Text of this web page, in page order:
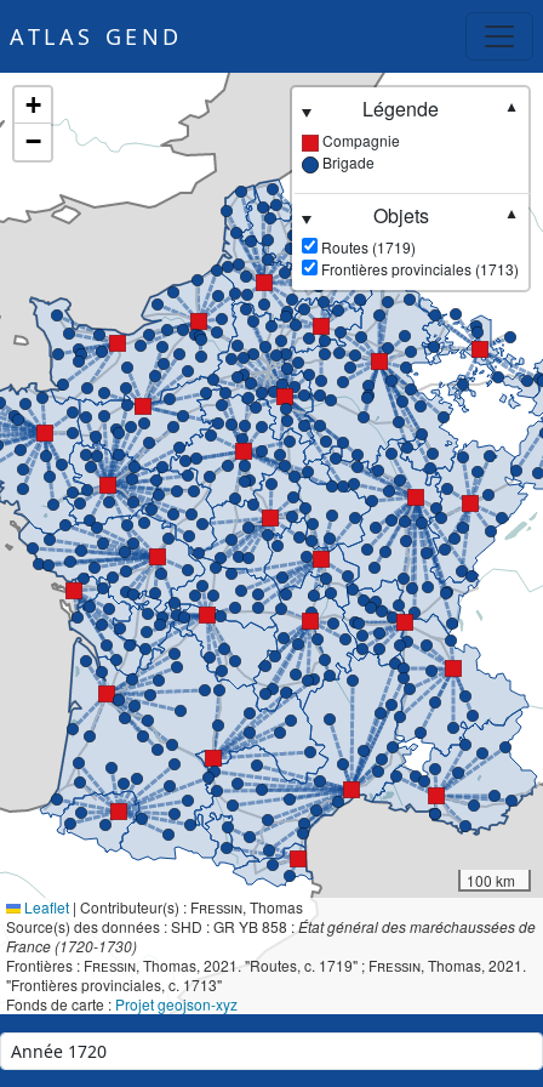
ATLAS GEND
+
−
Légende
▼
Compagnie
Brigade
Objets
▼
Routes (1719)
Frontières provinciales (1713)
100 km
Leaflet | Contributeur(s) : Fressin, Thomas
Source(s) des données : SHD : GR YB 858 :État général des maréchaussées de
France (1720-1730)
Frontières : Fressin, Thomas, 2021. "Routes, c. 1719" ; Fressin, Thomas, 2021.
"Frontières provinciales, c. 1713"
Fonds de carte : Projet geojson-xyz